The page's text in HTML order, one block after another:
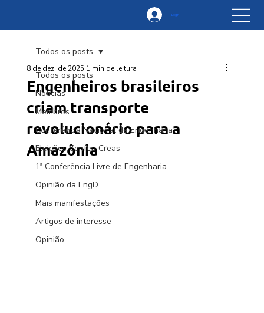
Login
Todos os posts
Notícias
Membros
Conferência Nacional de Engenharia
Eleições Confea Creas
1ª Conferência Livre de Engenharia
Opinião da EngD
Mais manifestações
Artigos de interesse
Opinião
Todos os posts
Engenheiros brasileiros
criam transporte
revolucionário para a
Amazônia
8 de dez. de 2025 1 min de leitura